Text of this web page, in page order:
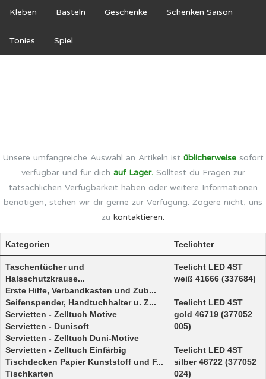
Kleben Basteln Geschenke Schenken Saison
Tonies Spiel
Unsere umfangreiche Auswahl an Artikeln ist üblicherweise sofort
verfügbar und für dich auf Lager.Solltest du Fragen zur
tatsächlichen Verfügbarkeit haben oder weitere Informationen
benötigen, stehen wir dir gerne zur Verfügung. Zögere nicht, uns
zu kontaktieren.
Kategorien Teelichter
Taschentücher und
Halsschutzkrause...
Erste Hilfe, Verbandkasten und Zub...
Seifenspender, Handtuchhalter u. Z...
Servietten - Zelltuch Motive
Servietten - Dunisoft
Servietten - Zelltuch Duni-Motive
Servietten - Zelltuch Einfärbig
Tischdecken Papier Kunststoff und F...
Tischkarten
Teelicht LED 4ST
weiß 41666 (337684)
Teelicht LED 4ST
gold 46719 (377052
005)
Teelicht LED 4ST
silber 46722 (377052
024)